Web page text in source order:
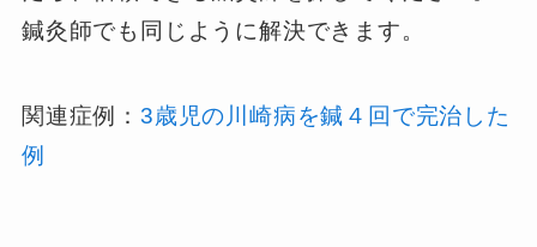
鍼灸師でも同じように解決できます。
関連症例： 3歳児の川崎病を鍼４回で完治した
例